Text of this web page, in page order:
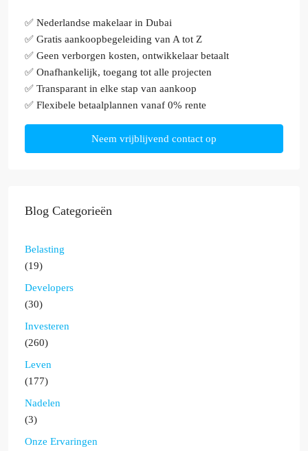
✅ Nederlandse makelaar in Dubai
✅ Gratis aankoopbegeleiding van A tot Z
✅ Geen verborgen kosten, ontwikkelaar betaalt
✅ Onafhankelijk, toegang tot alle projecten
✅ Transparant in elke stap van aankoop
✅ Flexibele betaalplannen vanaf 0% rente
Neem vrijblijvend contact op
Blog Categorieën
Belasting
(19)
Developers
(30)
Investeren
(260)
Leven
(177)
Nadelen
(3)
Onze Ervaringen